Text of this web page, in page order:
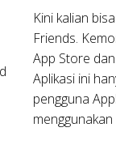
Kini kalian
Friends.
App Store
Aplikasi ini
pengguna